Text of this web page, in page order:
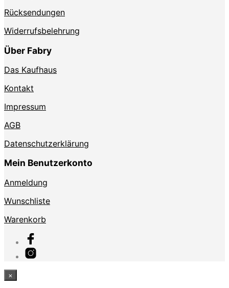
Rücksendungen
Widerrufsbelehrung
Über Fabry
Das Kaufhaus
Kontakt
Impressum
AGB
Datenschutzerklärung
Mein Benutzerkonto
Anmeldung
Wunschliste
Warenkorb
×